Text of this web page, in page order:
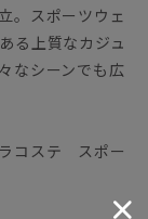
。スポーツウェ
る上質なカジュ
なシーンでも広
コステ スポー